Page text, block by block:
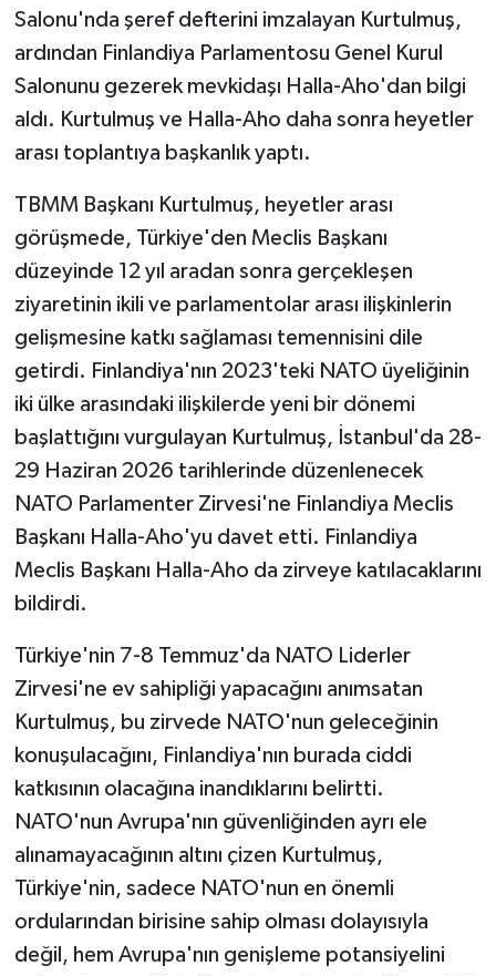
Salonu'nda şeref defterini imzalayan Kurtulmuş,
ardından Finlandiya Parlamentosu Genel Kurul
Salonunu gezerek mevkidaşı Halla-Aho'dan bilgi
aldı. Kurtulmuş ve Halla-Aho daha sonra heyetler
arası toplantıya başkanlık yaptı.
TBMM Başkanı Kurtulmuş, heyetler arası
görüşmede, Türkiye'den Meclis Başkanı
düzeyinde 12 yıl aradan sonra gerçekleşen
ziyaretinin ikili ve parlamentolar arası ilişkinlerin
gelişmesine katkı sağlaması temennisini dile
getirdi. Finlandiya'nın 2023'teki NATO üyeliğinin
iki ülke arasındaki ilişkilerde yeni bir dönemi
başlattığını vurgulayan Kurtulmuş, İstanbul'da 28-
29 Haziran 2026 tarihlerinde düzenlenecek
NATO Parlamenter Zirvesi'ne Finlandiya Meclis
Başkanı Halla-Aho'yu davet etti. Finlandiya
Meclis Başkanı Halla-Aho da zirveye katılacaklarını
bildirdi.
Türkiye'nin 7-8 Temmuz'da NATO Liderler
Zirvesi'ne ev sahipliği yapacağını anımsatan
Kurtulmuş, bu zirvede NATO'nun geleceğinin
konuşulacağını, Finlandiya'nın burada ciddi
katkısının olacağına inandıklarını belirtti.
NATO'nun Avrupa'nın güvenliğinden ayrı ele
alınamayacağının altını çizen Kurtulmuş,
Türkiye'nin, sadece NATO'nun en önemli
ordularından birisine sahip olması dolayısıyla
değil, hem Avrupa'nın genişleme potansiyelini